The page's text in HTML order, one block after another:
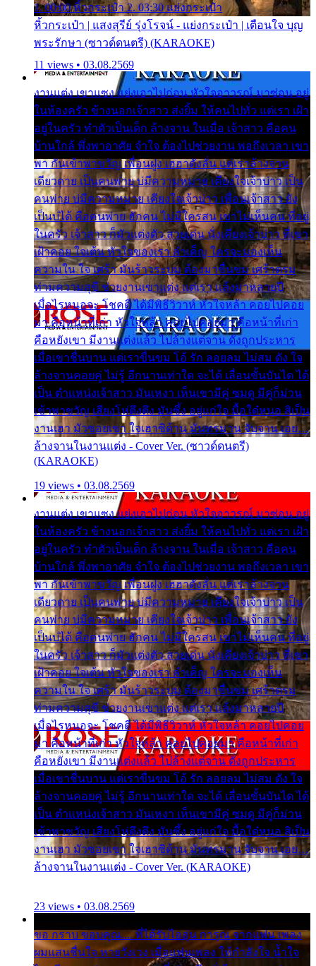
1. 00:00 หิ้วกระเป๋า 2. 03:30 แย่งกระเป๋า
หิ้วกระเป๋า | แสงสุรีย์ รุ่งโรจน์ - แย่งกระเป๋า | เตือนใจ บุญ
พระรักษา (ซาวด์ดนตรี) (KARAOKE)
11 views • 03.08.2569
งานแต่ง เขาแซง แย่งเอาไปก่อน หัวใจอาวรณ์ มาซ่อน อยู่
ในห้องครัว ข้างนอกเจ้าสาว ส่งยิ้ม ให้คนไปทั่ว แต่เรา เฝ้า
อยู่ในครัว ทำตัวเป็นเด็ก ล้างจาน ในเมื่อ เจ้าสาว คือคน
บ้านใกล้ พึ่งพาอาศัย จำใจ ต้องไปช่วยงาน พอถึงเวลา เขา
พา กันเข้าพาขวัญ เพื่อนฝูง เฮฮาดังลั่น แต่เราล้างจาน
เดียวดาย เป็นคนพ่าย บ่มีความหมาย เคียงใจเจ้าบ่าว เป็น
คนพ่าย บ่มีความหมาย เคียงใจเจ้าบ่าว เพื่อนเจ้าสาว ยัง
เป็นบ่ได้ คือคนพ่าย ฮักคน ไม่มีใครสน เขาไม่เห็นคน ที่อยู่
ในครัว เจ้าสาว ก็มัวแต่งตัว สวยเด่น นั่งเคียงเจ้าบ่าว ที่เขา
เฝ้าคอย ใจเต้น หัวใจของเรา ลำเค็ญ ใครจะมองเห็น
ความใน ใจ เศร้า มันร้าวระบม ต้องมาขื่นขม เศร้าตรม
ท่ามความสุขี ช่วยงานเขาแต่ง แต่เรา แล้งมาหลายปี
เมื่อไรหนอจะ โชคดี ได้มีพิธีวิวาห์ หัวใจหล้า คอยไปคอย
มา คือหน้าที่เก่า หัวใจหล้า คอยไปคอยมา คือหน้าที่เก่า
คือหยังเขา มีงานแต่งแล้ว ไปล้างแต่จาน ดั่งถูกประหาร
เมื่อเขาชื่นบาน แต่เราขื่นขม โอ้ รัก ลอยลม ไม่สม ดัง ใจ
ล้างจานคอยคู่ ไม่รู้ อีกนานเท่าใด จะได้ เลื่อนขั้นบันได ได้
เป็น ตำแหน่งเจ้าสาว มันเหงา เห็นเขามีคู่ ซมดู มีคู่ก็ม่วน
เข้าพาขวัญ เสียงโห่ตึงตึง มันซึ้ง อยู่แก่ใจ มื้อใด๋หนอ สิเป็น
งานเฮา มัวซอยเขา ใจเฮาซิด้าน มันทรมาน จับจาน เอย…
ล้างจานในงานแต่ง - Cover Ver. (ซาวด์ดนตรี)
(KARAOKE)
19 views • 03.08.2569
งานแต่ง เขาแซง แย่งเอาไปก่อน หัวใจอาวรณ์ มาซ่อน อยู่
ในห้องครัว ข้างนอกเจ้าสาว ส่งยิ้ม ให้คนไปทั่ว แต่เรา เฝ้า
อยู่ในครัว ทำตัวเป็นเด็ก ล้างจาน ในเมื่อ เจ้าสาว คือคน
บ้านใกล้ พึ่งพาอาศัย จำใจ ต้องไปช่วยงาน พอถึงเวลา เขา
พา กันเข้าพาขวัญ เพื่อนฝูง เฮฮาดังลั่น แต่เราล้างจาน
เดียวดาย เป็นคนพ่าย บ่มีความหมาย เคียงใจเจ้าบ่าว เป็น
คนพ่าย บ่มีความหมาย เคียงใจเจ้าบ่าว เพื่อนเจ้าสาว ยัง
เป็นบ่ได้ คือคนพ่าย ฮักคน ไม่มีใครสน เขาไม่เห็นคน ที่อยู่
ในครัว เจ้าสาว ก็มัวแต่งตัว สวยเด่น นั่งเคียงเจ้าบ่าว ที่เขา
เฝ้าคอย ใจเต้น หัวใจของเรา ลำเค็ญ ใครจะมองเห็น
ความใน ใจ เศร้า มันร้าวระบม ต้องมาขื่นขม เศร้าตรม
ท่ามความสุขี ช่วยงานเขาแต่ง แต่เรา แล้งมาหลายปี
เมื่อไรหนอจะ โชคดี ได้มีพิธีวิวาห์ หัวใจหล้า คอยไปคอย
มา คือหน้าที่เก่า หัวใจหล้า คอยไปคอยมา คือหน้าที่เก่า
คือหยังเขา มีงานแต่งแล้ว ไปล้างแต่จาน ดั่งถูกประหาร
เมื่อเขาชื่นบาน แต่เราขื่นขม โอ้ รัก ลอยลม ไม่สม ดัง ใจ
ล้างจานคอยคู่ ไม่รู้ อีกนานเท่าใด จะได้ เลื่อนขั้นบันได ได้
เป็น ตำแหน่งเจ้าสาว มันเหงา เห็นเขามีคู่ ซมดู มีคู่ก็ม่วน
เข้าพาขวัญ เสียงโห่ตึงตึง มันซึ้ง อยู่แก่ใจ มื้อใด๋หนอ สิเป็น
งานเฮา มัวซอยเขา ใจเฮาซิด้าน มันทรมาน จับจาน เอย…
ล้างจานในงานแต่ง - Cover Ver. (KARAOKE)
23 views • 03.08.2569
ขอ กราบ ขอบคุณ.... ที่ได้รับไออุ่น การุณ จากแฟน เพลง
ผมแสนชื่นใจ หายวังเวง เมื่อแฟนเพลง ให้กำลังใจ น้ำใจ